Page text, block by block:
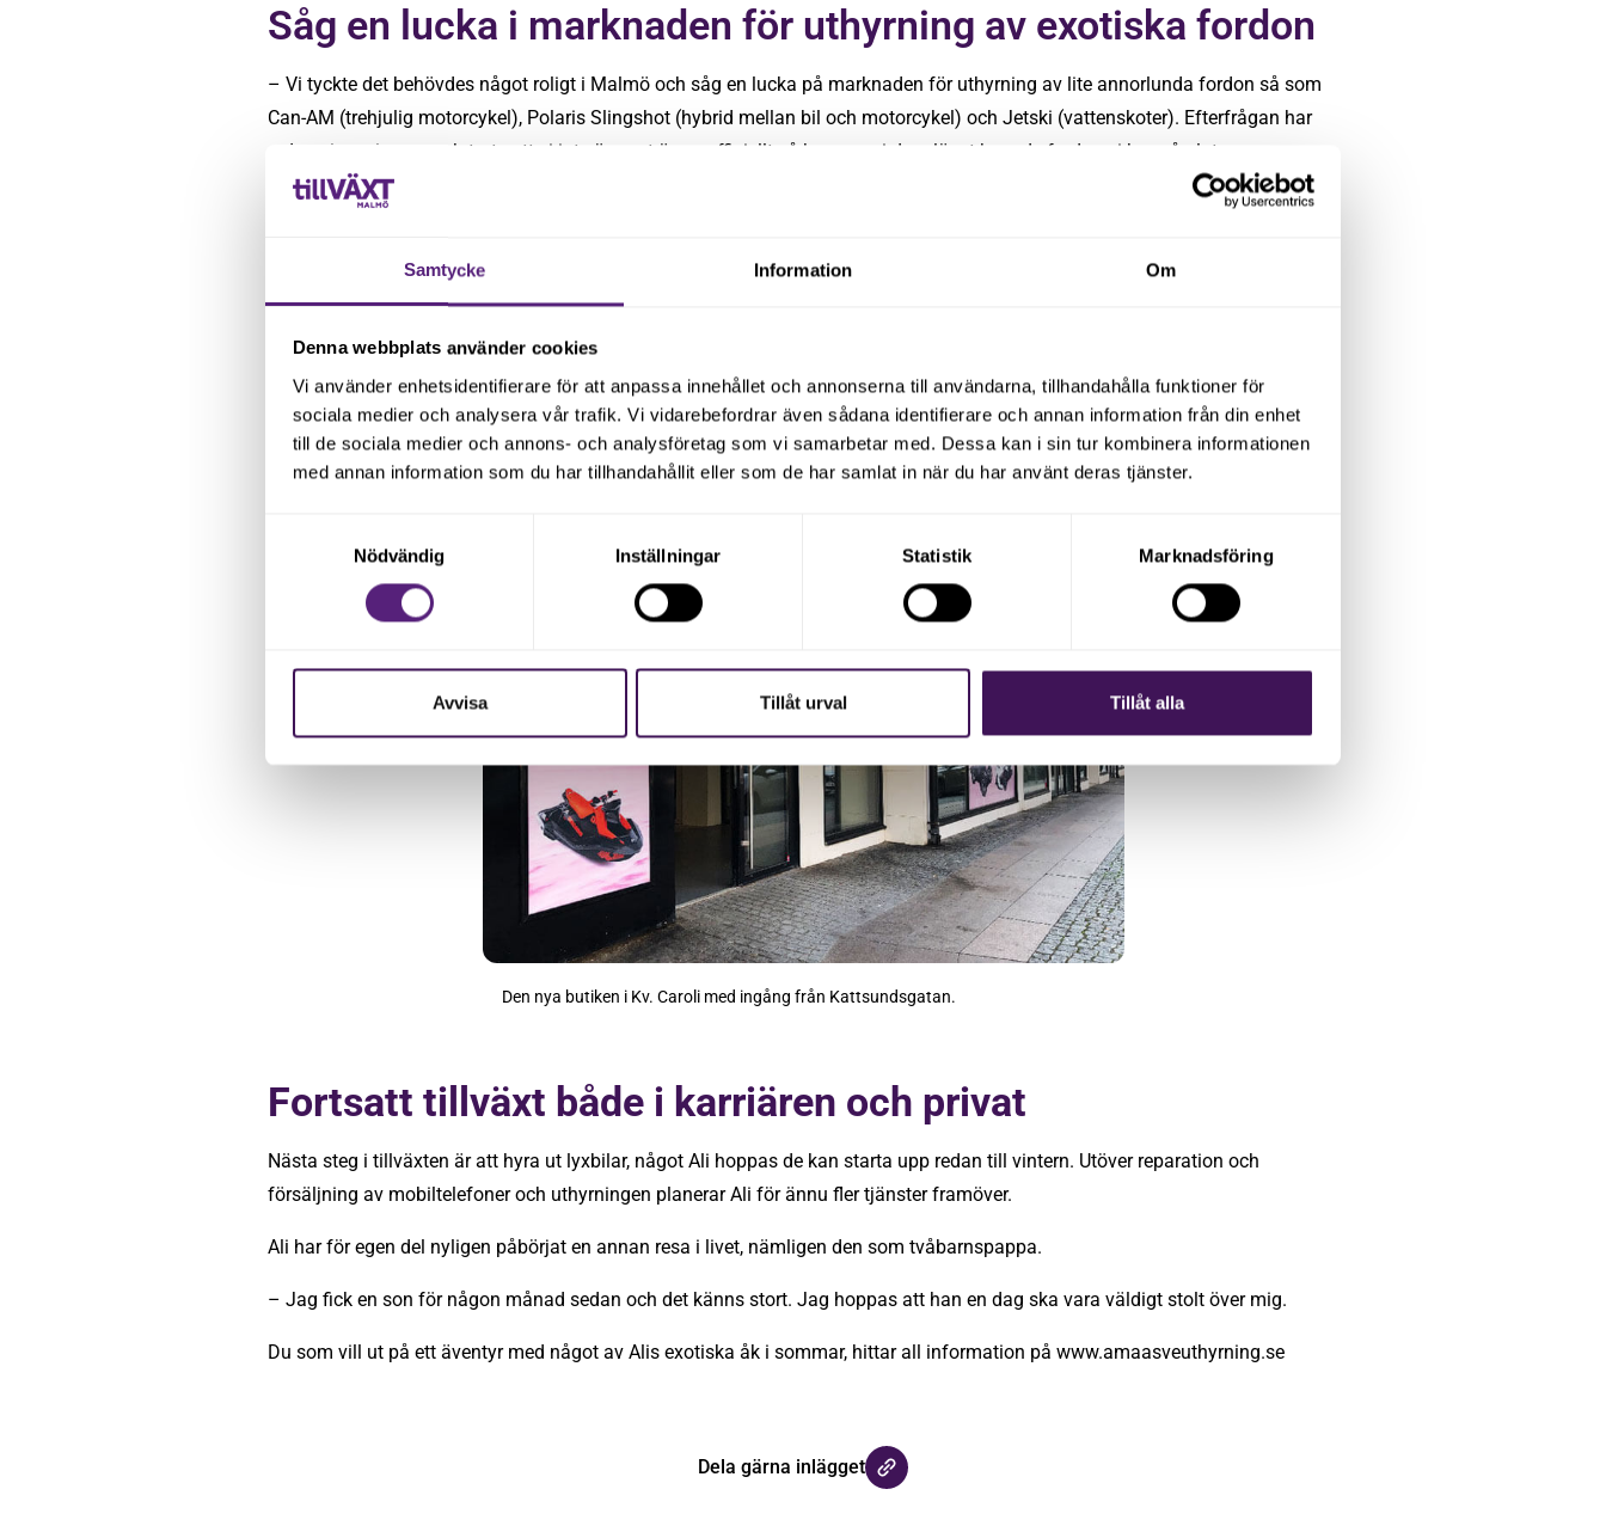
Samtycke Information Om
Denna webbplats använder cookies
Vi använder enhetsidentifierare för att anpassa innehållet och annonserna till användarna, tillhandahålla funktioner för
sociala medier och analysera vår trafik. Vi vidarebefordrar även sådana identifierare och annan information från din enhet
till de sociala medier och annons- och analysföretag som vi samarbetar med. Dessa kan i sin tur kombinera informationen
med annan information som du har tillhandahållit eller som de har samlat in när du har använt deras tjänster.
Nödvändig
Inställningar Statistik Marknadsföring
Avvisa Tillåt urval Tillåt alla
Såg en lucka i marknaden för uthyrning av exotiska fordon
– Vi tyckte det behövdes något roligt i Malmö och såg en lucka på marknaden för uthyrning av lite annorlunda fordon så som
Can-AM (trehjulig motorcykel), Polaris Slingshot (hybrid mellan bil och motorcykel) och Jetski (vattenskoter). Efterfrågan har
redan visat sig stor och trots att vi inte öppnat ännu officiellt så kan man i dagsläget hyra de fordon vi har på plats.
Under studentveckorna, 1-15 juni, är alla fordon redan helt uppbokade och med sommaren runt hörnet ser Ali en lyckad säsong
Utöver att hitta nya sätt att utveckla företaget på tycker Ali om att hitta och sätta samman team med motiverade och duktiga
medarbetare.
– När jag startade mitt företag var det bara jag, idag är vi nio personer med mig. Det är otroligt häftigt. Alla jag arbetar med är
drivna och vill vara med att både bygga företaget och sina egna liv, säger Ali.
Den nya butiken i Kv. Caroli med ingång från Kattsundsgatan.
Fortsatt tillväxt både i karriären och privat
Nästa steg i tillväxten är att hyra ut lyxbilar, något Ali hoppas de kan starta upp redan till vintern. Utöver reparation och
försäljning av mobiltelefoner och uthyrningen planerar Ali för ännu fler tjänster framöver.
Ali har för egen del nyligen påbörjat en annan resa i livet, nämligen den som tvåbarnspappa.
– Jag fick en son för någon månad sedan och det känns stort. Jag hoppas att han en dag ska vara väldigt stolt över mig.
Du som vill ut på ett äventyr med något av Alis exotiska åk i sommar, hittar all information på www.amaasveuthyrning.se
Dela gärna inlägget